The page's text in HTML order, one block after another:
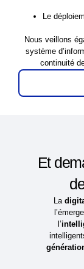
Le
Nous veillons
système
continuité
Et
La
l’